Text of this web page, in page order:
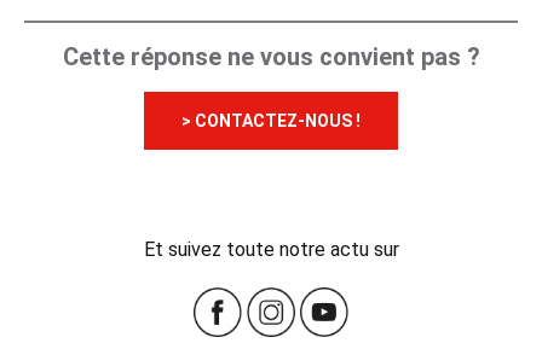
Cette réponse ne vous convient pas ?
> CONTACTEZ-NOUS !
Et suivez toute notre actu sur